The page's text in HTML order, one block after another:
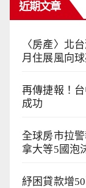
近期文章
〈房產〉北
月住展風向
再傳捷報！
成功
全球房市拉
拿大等5國泡
紓困貸款增